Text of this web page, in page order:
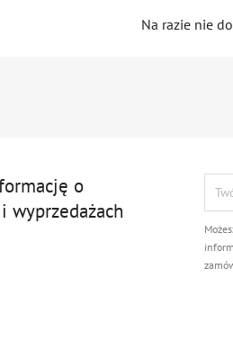
Na razie nie
o
wyprzedażach